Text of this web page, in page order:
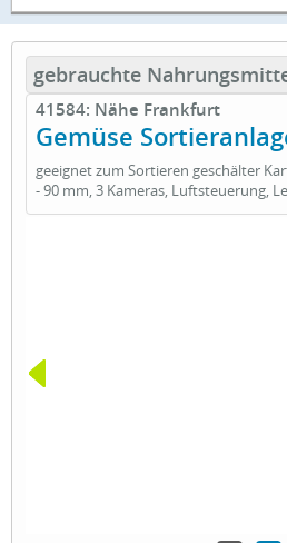
gebrauchte
41584: Nähe Frankfurt
Gemüse
geeignet zum Sortieren geschälter
- 90 mm, 3 Kameras, Luftsteuerung,